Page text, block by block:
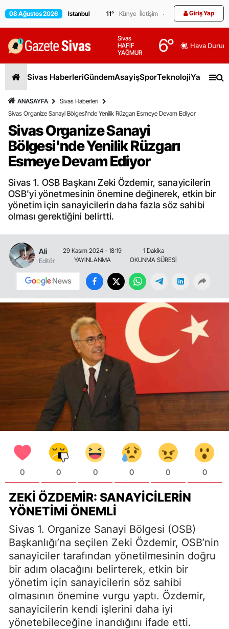
08 Ağustos 2026 11° Künye İletişim Giriş Yap
Sivas
HAFİF
YAĞMUR
6° Hava
Sivas HaberleriGündemAsayişSporTeknolojiYaşam
ANASAYFA
Sivas Haberleri
Sivas Organize Sanayi Bölgesi'nde Yenilik Rüzgarı Esmeye Devam Ediyor
Sivas Organize Sanayi
Bölgesi'nde Yenilik Rüzgarı
Esmeye Devam Ediyor
Sivas 1. OSB Başkanı Zeki Özdemir, sanayicilerin
OSB'yi yönetmesinin önemine değinerek, etkin bir
yönetim için sanayicilerin daha fazla söz sahibi
olması gerektiğini belirtti.
Ali
Editör
29 Kasım 2024 - 18:19
YAYINLANMA
1 Dakika
OKUNMA SÜRESİ
0 0 0 0 0 0
ZEKI ÖZDEMIR: SANAYICILERIN
YÖNETIMI ÖNEMLI
Sivas 1. Organize Sanayi Bölgesi (OSB)
Başkanlığı’na seçilen Zeki Özdemir, OSB’nin
sanayiciler tarafından yönetilmesinin doğru
bir adım olacağını belirterek, etkin bir
yönetim için sanayicilerin söz sahibi
olmasının önemine vurgu yaptı. Özdemir,
sanayicilerin kendi işlerini daha iyi
yönetebileceğine inandığını ifade etti.